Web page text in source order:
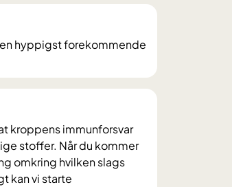
hyppigst forekommende
kroppens immunforsvar
stoffer. Når du kommer
omkring hvilken slags
kan vi starte